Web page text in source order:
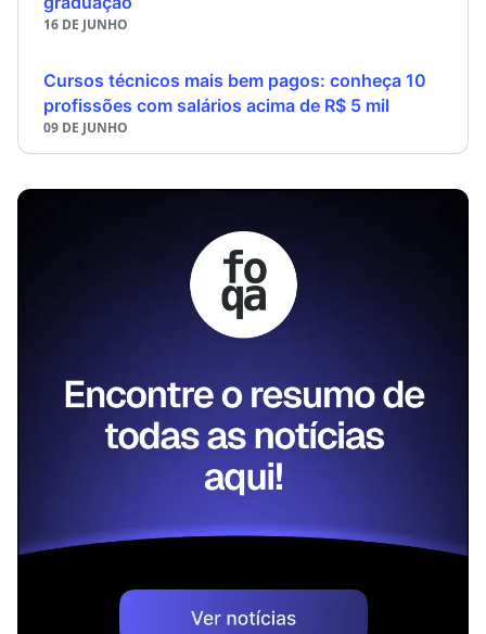
16 DE JUNHO
Cursos técnicos mais bem pagos: conheça 10
profissões com salários acima de R$ 5 mil
09 DE JUNHO